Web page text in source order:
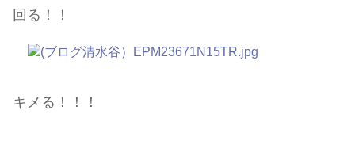
回る！！
キメる！！！